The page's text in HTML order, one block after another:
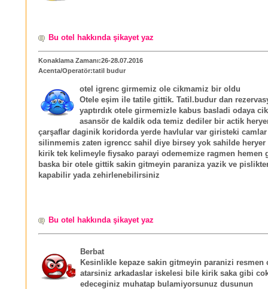
Bu otel hakkında şikayet yaz
Konaklama Zamanı:26-28.07.2016
Acenta/Operatör:tatil budur
otel igrenc girmemiz ole cikmamiz bir oldu
Otele eşim ile tatile gittik. Tatil.budur dan
yaptırdık otele girmemizle kabus basladi odaya
asansör de kaldik oda temiz dediler bir actik
çarşaflar daginik koridorda yerde havlular var giristeki
silinmemis zaten igrencc sahil diye birsey yok sahilde heryer
kirik tek kelimeyle fiysako parayi odememize ragmen hemen
baska bir otele gittik sakin gitmeyin paraniza yazik ve
kapabilir yada zehirlenebilirsiniz
Bu otel hakkında şikayet yaz
Berbat
Kesinlikle kepaze sakin gitmeyin paranizi resmen
atarsiniz arkadaslar iskelesi bile kirik saka gibi
edeceginiz muhatap bulamiyorsunuz dusunun